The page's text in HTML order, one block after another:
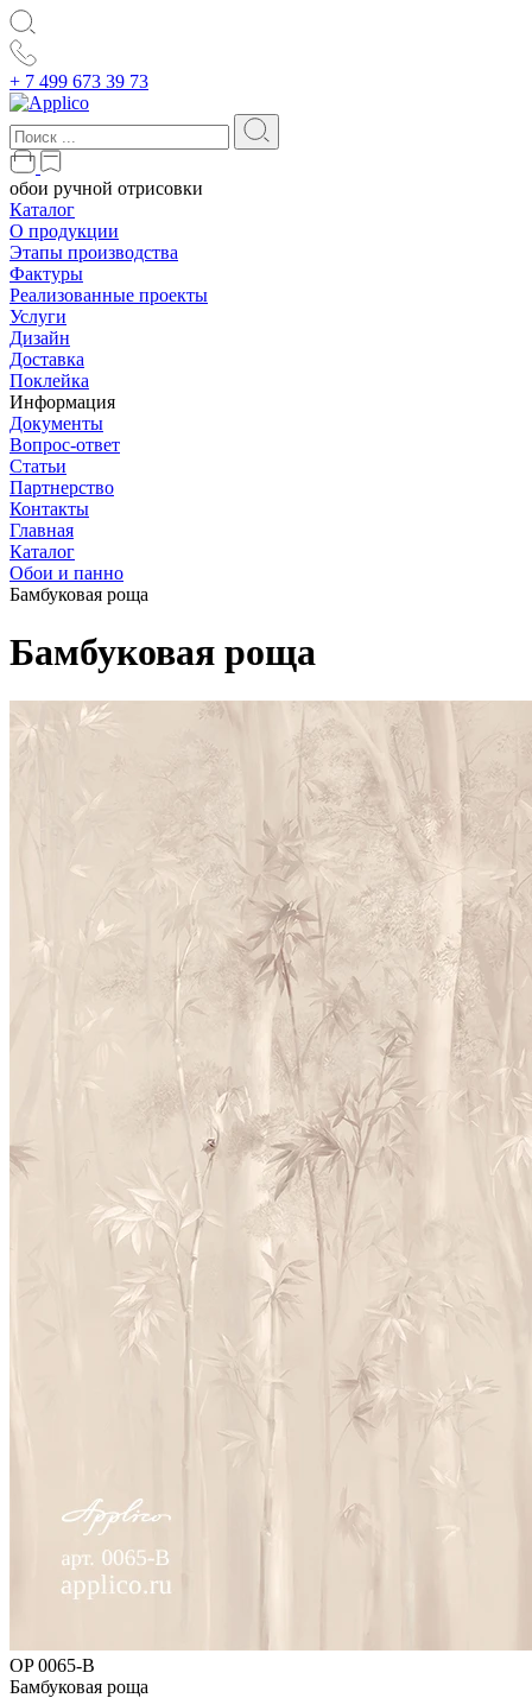
+ 7 499 673 39 73
обои ручной отрисовки
Каталог
О продукции
Этапы производства
Фактуры
Реализованные проекты
Услуги
Дизайн
Доставка
Поклейка
Информация
Документы
Вопрос-ответ
Статьи
Партнерство
Контакты
Главная
Каталог
Обои и панно
Бамбуковая роща
Бамбуковая роща
OP 0065-B
Бамбуковая роща